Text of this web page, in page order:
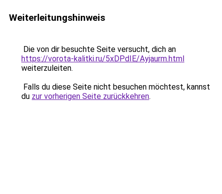
Weiterleitungshinweis
Die von dir besuchte Seite versucht, dich an
https://vorota-kalitki.ru/5xDPdIE/Ayjaurm.html
weiterzuleiten.
Falls du diese Seite nicht besuchen möchtest, kannst
du zur vorherigen Seite zurückkehren.